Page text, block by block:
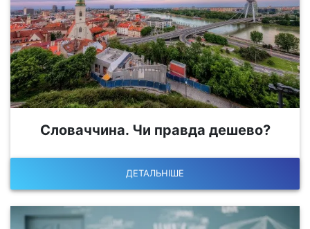
Словаччина. Чи правда дешево?
ДЕТАЛЬНІШЕ